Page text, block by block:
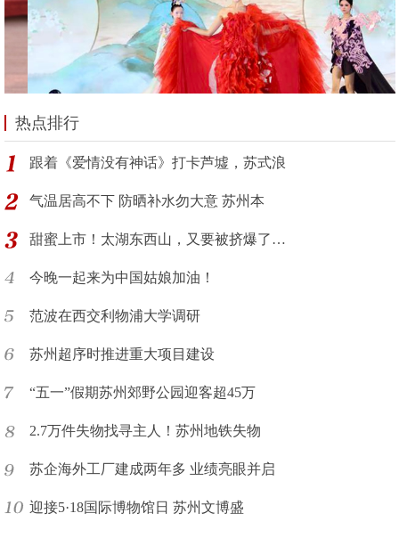
热点排行
跟着《爱情没有神话》打卡芦墟，苏式浪
气温居高不下 防晒补水勿大意 苏州本
甜蜜上市！太湖东西山，又要被挤爆了…
今晚一起来为中国姑娘加油！
范波在西交利物浦大学调研
苏州超序时推进重大项目建设
“五一”假期苏州郊野公园迎客超45万
2.7万件失物找寻主人！苏州地铁失物
苏企海外工厂建成两年多 业绩亮眼并启
迎接5·18国际博物馆日 苏州文博盛